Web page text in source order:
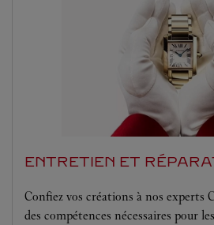
ENTRETIEN ET
Confiez vos créations à nos experts
des compétences nécessaires pour